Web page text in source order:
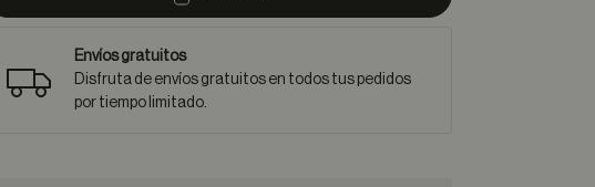
Envíos gratuitos
Disfruta de envíos gratuitos en todos tus pedidos
por tiempo limitado.